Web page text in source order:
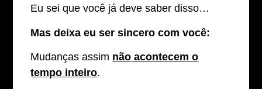
Eu sei que você já deve saber disso…
Mas deixa eu ser sincero com você:
Mudanças assim não acontecem o
tempo inteiro.